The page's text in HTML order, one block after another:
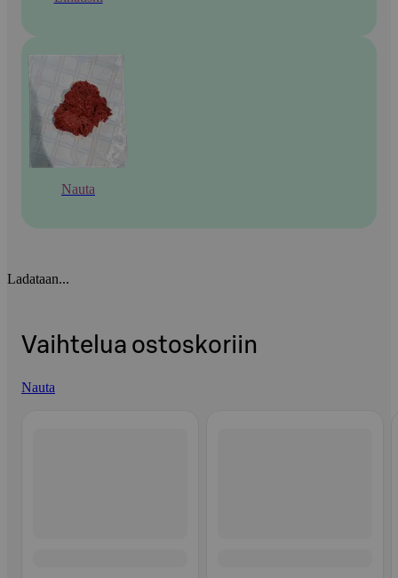
Nauta
Ladataan...
Vaihtelua ostoskoriin
Nauta